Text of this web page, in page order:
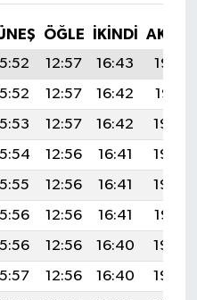
ÖĞLE İKINDI
12:57 16:43
19:52
12:57 16:42
19:51
12:57 16:42
19:50
12:56 16:41
19:49
12:56 16:41
19:48
12:56 16:41
19:47
12:56 16:40
19:45
12:56 16:40
19:44